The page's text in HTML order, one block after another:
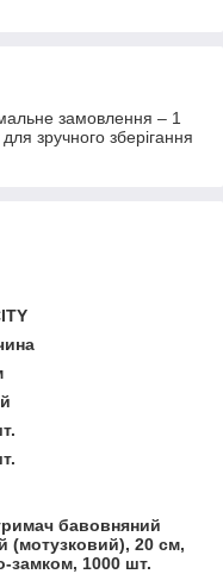
замовлення – 1
зручного зберігання
бавовняний
(мотузковий), 20 см,
замком, 1000 шт.